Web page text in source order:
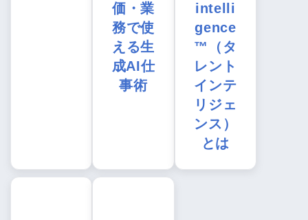
価・業
務で使
える生
成AI仕
事術
intelli
gence
™（タ
レント
インテ
リジェ
ンス）
とは